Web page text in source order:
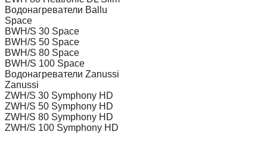
Водонагреватели Ballu
Space
BWH/S 30 Space
BWH/S 50 Space
BWH/S 80 Space
BWH/S 100 Space
Водонагреватели Zanussi
Zanussi
ZWH/S 30 Symphony HD
ZWH/S 50 Symphony HD
ZWH/S 80 Symphony HD
ZWH/S 100 Symphony HD